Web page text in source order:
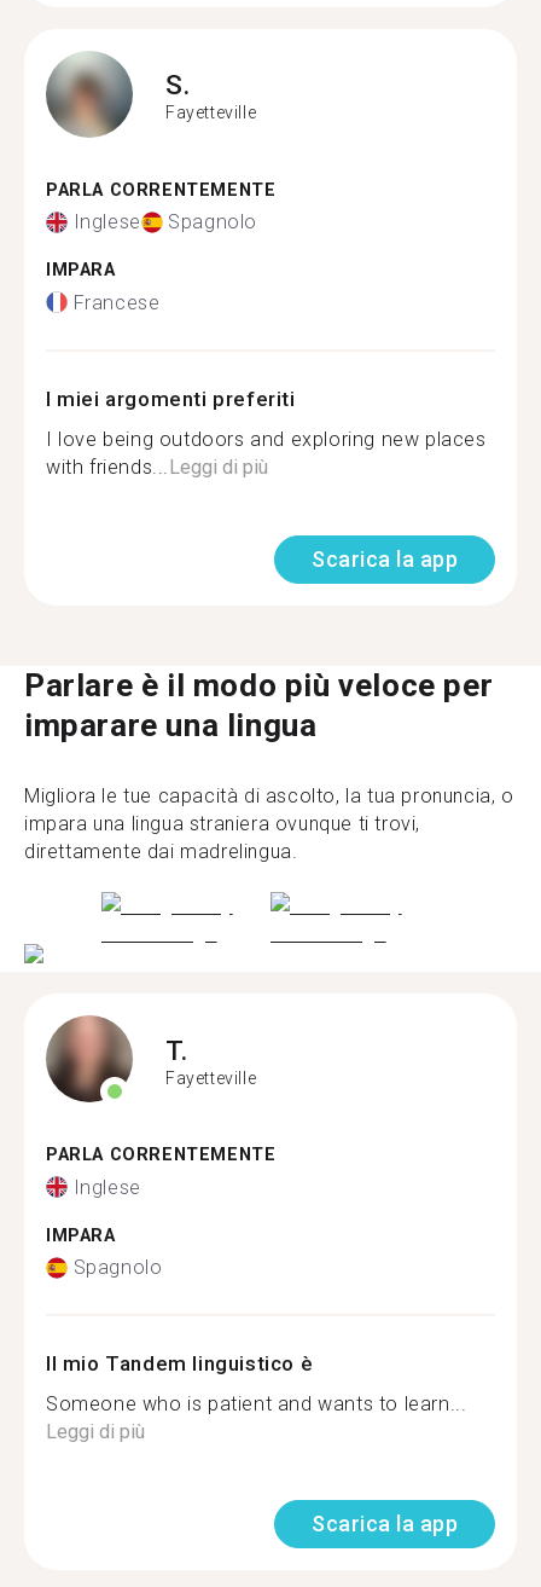
S.
Fayetteville
PARLA CORRENTEMENTE
Inglese Spagnolo
IMPARA
Francese
I miei argomenti preferiti
I love being outdoors and exploring new places
with friends... Leggi di più
Scarica la app
Parlare è il modo più veloce per
imparare una lingua
Migliora le tue capacità di ascolto, la tua pronuncia, o
impara una lingua straniera ovunque ti trovi,
direttamente dai madrelingua.
T.
Fayetteville
PARLA CORRENTEMENTE
Inglese
IMPARA
Spagnolo
Il mio Tandem linguistico è
Someone who is patient and wants to learn...
Leggi di più
Scarica la app